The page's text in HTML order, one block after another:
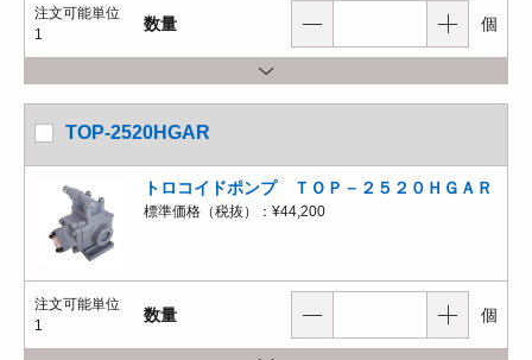
注文可能単位
1
数量 個
TOP-2520HGAR
トロコイドポンプ ＴＯＰ－２５２０ＨＧＡＲ
標準価格（税抜）： ¥44,200
注文可能単位
1
数量 個